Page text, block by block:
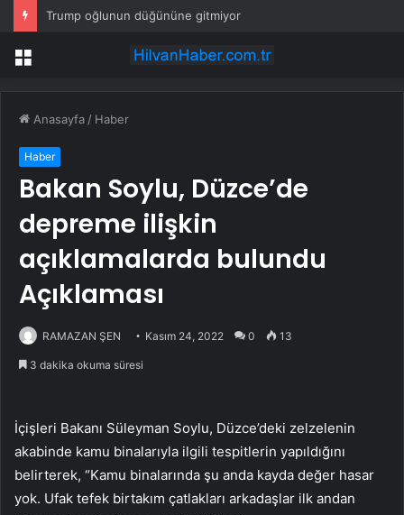
Trump oğlunun düğününe gitmiyor
Menü
Anasayfa / Haber
Haber
Bakan Soylu, Düzce’de
depreme ilişkin
açıklamalarda bulundu
Açıklaması
RAMAZAN ŞEN Kasım 24, 2022 0 13
3 dakika okuma süresi
İçişleri Bakanı Süleyman Soylu, Düzce’deki zelzelenin
akabinde kamu binalarıyla ilgili tespitlerin yapıldığını
belirterek, “Kamu binalarında şu anda kayda değer hasar
yok. Ufak tefek birtakım çatlakları arkadaşlar ilk andan